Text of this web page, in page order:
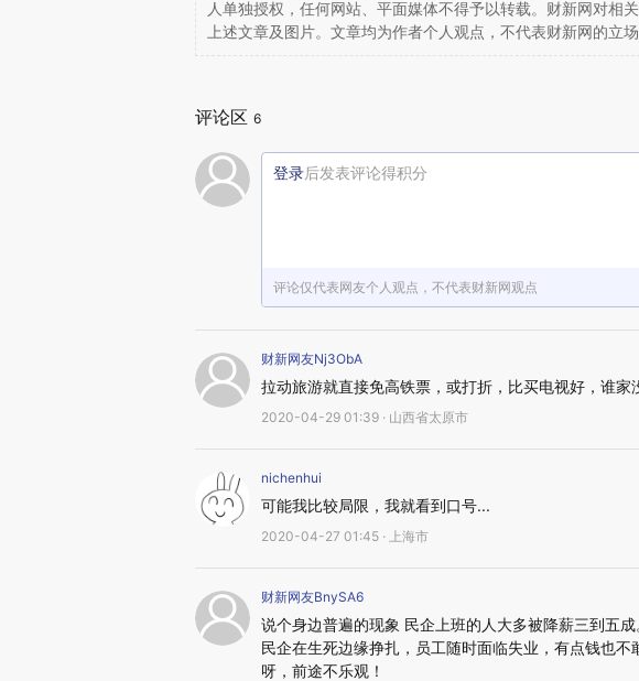
人单独授权，任何网站、平面媒体不得予以转载。财新网对相
上述文章及图片。文章均为作者个人观点，不代表财新网的立场
评论区 6
登录后发表评论得积分
评论仅代表网友个人观点，不代表财新网观点
财新网友Nj3ObA
拉动旅游就直接免高铁票，或打折，比买电视好，谁家
2020-04-29 01:39 · 山西省太原市
nichenhui
可能我比较局限，我就看到口号...
2020-04-27 01:45 · 上海市
财新网友BnySA6
说个身边普遍的现象 民企上班的人大多被降薪三到五
民企在生死边缘挣扎，员工随时面临失业，有点钱也
呀，前途不乐观！